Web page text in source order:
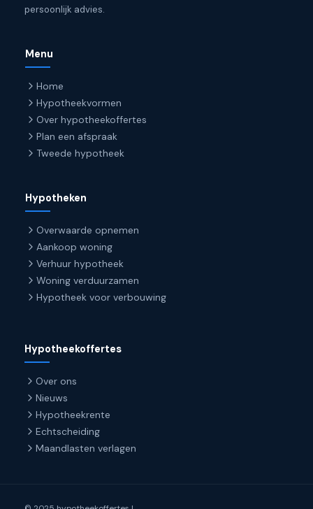
persoonlijk advies.
Menu
Home
Hypotheekvormen
Over hypotheekoffertes
Plan een afspraak
Tweede hypotheek
Hypotheken
Overwaarde opnemen
Aankoop woning
Verhuur hypotheek
Woning verduurzamen
Hypotheek voor verbouwing
Hypotheekoffertes
Over ons
Nieuws
Hypotheekrente
Echtscheiding
Maandlasten verlagen